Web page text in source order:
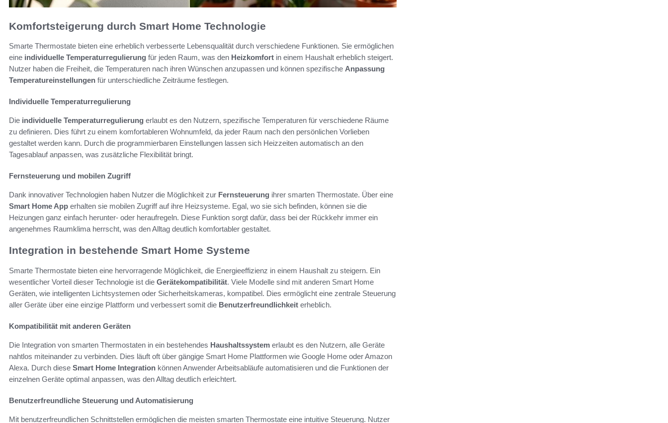
Komfortsteigerung durch Smart Home Technologie
Smarte Thermostate bieten eine erheblich verbesserte Lebensqualität durch verschiedene Funktionen. Sie ermöglichen
eine individuelle Temperaturregulierung für jeden Raum, was den Heizkomfort in einem Haushalt erheblich steigert.
Nutzer haben die Freiheit, die Temperaturen nach ihren Wünschen anzupassen und können spezifische Anpassung
Temperatureinstellungen für unterschiedliche Zeiträume festlegen.
Individuelle Temperaturregulierung
Die individuelle Temperaturregulierung erlaubt es den Nutzern, spezifische Temperaturen für verschiedene Räume
zu definieren. Dies führt zu einem komfortableren Wohnumfeld, da jeder Raum nach den persönlichen Vorlieben
gestaltet werden kann. Durch die programmierbaren Einstellungen lassen sich Heizzeiten automatisch an den
Tagesablauf anpassen, was zusätzliche Flexibilität bringt.
Fernsteuerung und mobilen Zugriff
Dank innovativer Technologien haben Nutzer die Möglichkeit zur Fernsteuerung ihrer smarten Thermostate. Über eine
Smart Home App erhalten sie mobilen Zugriff auf ihre Heizsysteme. Egal, wo sie sich befinden, können sie die
Heizungen ganz einfach herunter- oder heraufregeln. Diese Funktion sorgt dafür, dass bei der Rückkehr immer ein
angenehmes Raumklima herrscht, was den Alltag deutlich komfortabler gestaltet.
Integration in bestehende Smart Home Systeme
Smarte Thermostate bieten eine hervorragende Möglichkeit, die Energieeffizienz in einem Haushalt zu steigern. Ein
wesentlicher Vorteil dieser Technologie ist die Gerätekompatibilität. Viele Modelle sind mit anderen Smart Home
Geräten, wie intelligenten Lichtsystemen oder Sicherheitskameras, kompatibel. Dies ermöglicht eine zentrale Steuerung
aller Geräte über eine einzige Plattform und verbessert somit die Benutzerfreundlichkeit erheblich.
Kompatibilität mit anderen Geräten
Die Integration von smarten Thermostaten in ein bestehendes Haushaltssystem erlaubt es den Nutzern, alle Geräte
nahtlos miteinander zu verbinden. Dies läuft oft über gängige Smart Home Plattformen wie Google Home oder Amazon
Alexa. Durch diese Smart Home Integration können Anwender Arbeitsabläufe automatisieren und die Funktionen der
einzelnen Geräte optimal anpassen, was den Alltag deutlich erleichtert.
Benutzerfreundliche Steuerung und Automatisierung
Mit benutzerfreundlichen Schnittstellen ermöglichen die meisten smarten Thermostate eine intuitive Steuerung. Nutzer